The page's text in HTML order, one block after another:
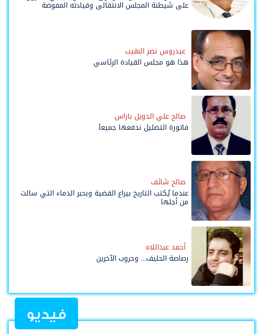
على شيطنة المجلس الانتقالي وقيادته المفوضة
عيدروس نصر النقيب
هذا هو مجلس القيادة الرئاسي
صالح علي الدويل باراس
فاتورة التضليل ندفعها جميعاً
صالح شائف
عندما يُكتب التاريخ بيراع القضية وبحبر الدماء التي سالت
من أجلها
أحمد عبداللاه
رصاصة الحليف... وحروب الآخرين
فيديو